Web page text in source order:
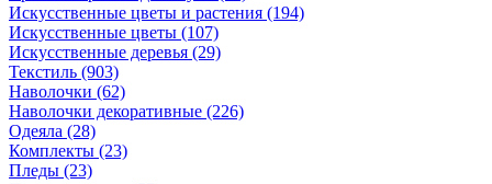
Искусственные цветы и растения (194)
Искусственные цветы (107)
Искусcтвенные деревья (29)
Текстиль (903)
Наволочки (62)
Наволочки декоративные (226)
Одеяла (28)
Комплекты (23)
Пледы (23)